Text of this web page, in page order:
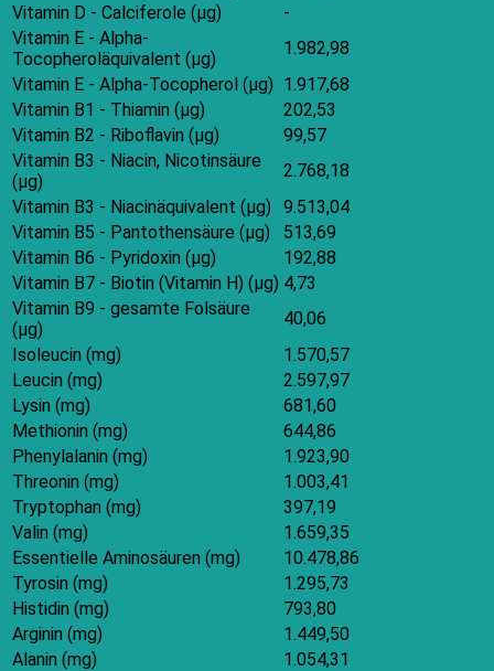
Vitamin D - Calciferole (μg)
-
Vitamin E - Alpha-
Tocopheroläquivalent (μg)
1.982,98
Vitamin E - Alpha-Tocopherol (μg) 1.917,68
Vitamin B1 - Thiamin (μg)
202,53
Vitamin B2 - Riboflavin (μg)
99,57
Vitamin B3 - Niacin, Nicotinsäure
(μg)
2.768,18
Vitamin B3 - Niacinäquivalent (μg)
9.513,04
Vitamin B5 - Pantothensäure (μg)
513,69
Vitamin B6 - Pyridoxin (μg)
192,88
Vitamin B7 - Biotin (Vitamin H) (μg) 4,73
Vitamin B9 - gesamte Folsäure
(μg)
40,06
Isoleucin (mg)
1.570,57
Leucin (mg)
2.597,97
Lysin (mg)
681,60
Methionin (mg)
644,86
Phenylalanin (mg)
1.923,90
Threonin (mg)
1.003,41
Tryptophan (mg)
397,19
Valin (mg)
1.659,35
Essentielle Aminosäuren (mg)
10.478,86
Tyrosin (mg)
1.295,73
Histidin (mg)
793,80
Arginin (mg)
1.449,50
Alanin (mg)
1.054,31